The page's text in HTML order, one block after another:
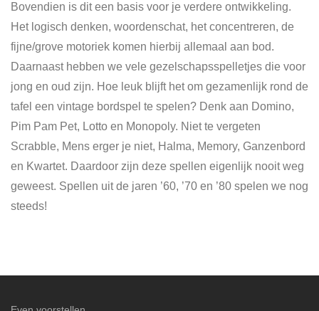
Bovendien is dit een basis voor je verdere ontwikkeling.
Het logisch denken, woordenschat, het concentreren, de
fijne/grove motoriek komen hierbij allemaal aan bod.
Daarnaast hebben we vele gezelschapsspelletjes die voor
jong en oud zijn. Hoe leuk blijft het om gezamenlijk rond de
tafel een vintage bordspel te spelen? Denk aan Domino,
Pim Pam Pet, Lotto en Monopoly. Niet te vergeten
Scrabble, Mens erger je niet, Halma, Memory, Ganzenbord
en Kwartet. Daardoor zijn deze spellen eigenlijk nooit weg
geweest. Spellen uit de jaren ’60, ’70 en ’80 spelen we nog
steeds!